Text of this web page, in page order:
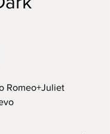
Romeo+Juliet